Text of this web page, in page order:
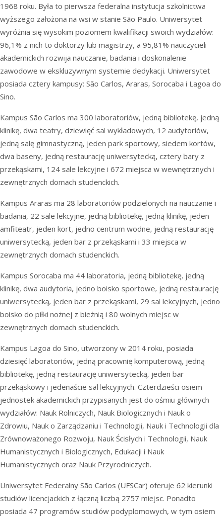
1968 roku. Była to pierwsza federalna instytucja szkolnictwa
wyższego założona na wsi w stanie São Paulo. Uniwersytet
wyróżnia się wysokim poziomem kwalifikacji swoich wydziałów:
96,1% z nich to doktorzy lub magistrzy, a 95,81% nauczycieli
akademickich rozwija nauczanie, badania i doskonalenie
zawodowe w ekskluzywnym systemie dedykacji. Uniwersytet
posiada cztery kampusy: São Carlos, Araras, Sorocaba i Lagoa do
Sino.
Kampus São Carlos ma 300 laboratoriów, jedną bibliotekę, jedną
klinikę, dwa teatry, dziewięć sal wykładowych, 12 audytoriów,
jedną salę gimnastyczną, jeden park sportowy, siedem kortów,
dwa baseny, jedną restaurację uniwersytecką, cztery bary z
przekąskami, 124 sale lekcyjne i 672 miejsca w wewnętrznych i
zewnętrznych domach studenckich.
Kampus Araras ma 28 laboratoriów podzielonych na nauczanie i
badania, 22 sale lekcyjne, jedną bibliotekę, jedną klinikę, jeden
amfiteatr, jeden kort, jedno centrum wodne, jedną restaurację
uniwersytecką, jeden bar z przekąskami i 33 miejsca w
zewnętrznych domach studenckich.
Kampus Sorocaba ma 44 laboratoria, jedną bibliotekę, jedną
klinikę, dwa audytoria, jedno boisko sportowe, jedną restaurację
uniwersytecką, jeden bar z przekąskami, 29 sal lekcyjnych, jedno
boisko do piłki nożnej z bieżnią i 80 wolnych miejsc w
zewnętrznych domach studenckich.
Kampus Lagoa do Sino, utworzony w 2014 roku, posiada
dziesięć laboratoriów, jedną pracownię komputerową, jedną
bibliotekę, jedną restaurację uniwersytecką, jeden bar
przekąskowy i jedenaście sal lekcyjnych. Czterdzieści osiem
jednostek akademickich przypisanych jest do ośmiu głównych
wydziałów: Nauk Rolniczych, Nauk Biologicznych i Nauk o
Zdrowiu, Nauk o Zarządzaniu i Technologii, Nauk i Technologii dla
Zrównoważonego Rozwoju, Nauk Ścisłych i Technologii, Nauk
Humanistycznych i Biologicznych, Edukacji i Nauk
Humanistycznych oraz Nauk Przyrodniczych.
Uniwersytet Federalny São Carlos (UFSCar) oferuje 62 kierunki
studiów licencjackich z łączną liczbą 2757 miejsc. Ponadto
posiada 47 programów studiów podyplomowych, w tym osiem